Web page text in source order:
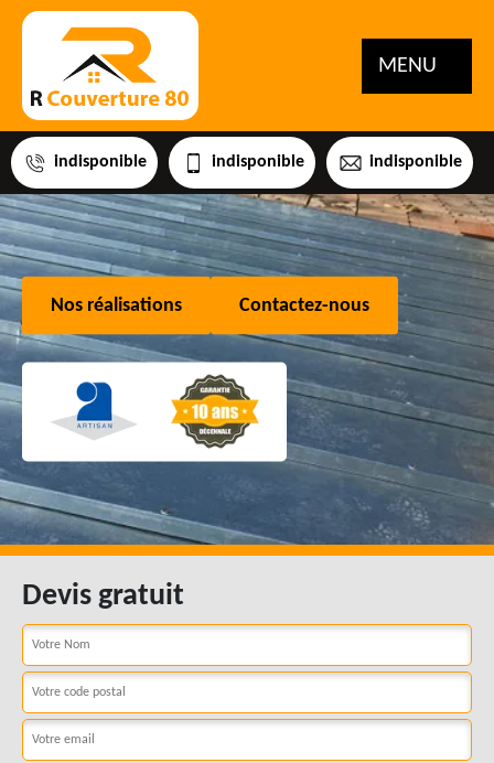
MENU
indisponible indisponible indisponible
Nos réalisations Contactez-nous
Devis gratuit